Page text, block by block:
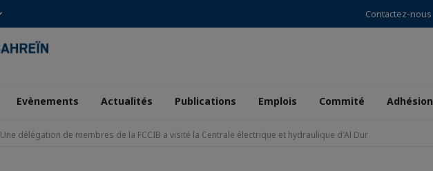
Contactez-nous
Evènements Actualités Publications Emplois Commité Adhésion
Une délégation de membres de la FCCIB a visité la Centrale électrique et hydraulique d'Al Dur